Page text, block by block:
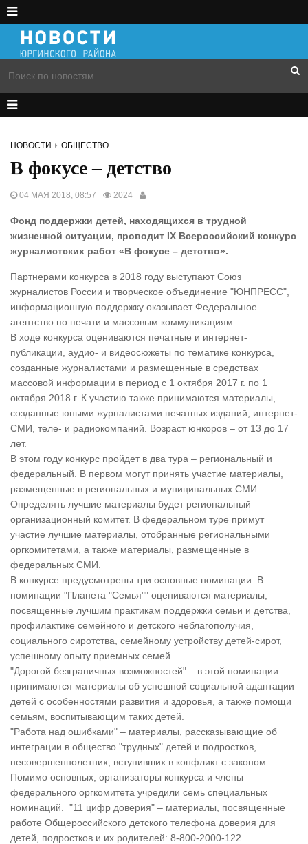
НОВОСТИ ОБЩЕСТВО
В фокусе – детство
04 МАЯ 2018, 08:57 2024
Фонд поддержки детей, находящихся в трудной
жизненной ситуации, проводит IX Всероссийский конкурс
журналистских работ «В фокусе – детство».
Партнерами конкурса в 2018 году выступают Союз
журналистов России и творческое объединение "ЮНПРЕСС",
информационную поддержку оказывает Федеральное
агентство по печати и массовым коммуникациям.
В ходе конкурса оцениваются печатные и интернет-
публикации, аудио- и видеосюжеты по тематике конкурса,
созданные журналистами и размещенные в средствах
массовой информации в период с 1 октября 2017 г. по 1
октября 2018 г. К участию также принимаются материалы,
созданные юными журналистами печатных изданий, интернет-
СМИ, теле- и радиокомпаний. Возраст юнкоров – от 13 до 17
лет.
В этом году конкурс пройдет в два тура – региональный и
федеральный. В первом могут принять участие материалы,
размещенные в региональных и муниципальных СМИ.
Определять лучшие материалы будет региональный
организационный комитет. В федеральном туре примут
участие лучшие материалы, отобранные региональными
оргкомитетами, а также материалы, размещенные в
федеральных СМИ.
В конкурсе предусмотрены три основные номинации. В
номинации "Планета "Семья"" оцениваются материалы,
посвященные лучшим практикам поддержки семьи и детства,
профилактике семейного и детского неблагополучия,
социального сиротства, семейному устройству детей-сирот,
успешному опыту приемных семей.
"Дорогой безграничных возможностей" – в этой номинации
принимаются материалы об успешной социальной адаптации
детей с особенностями развития и здоровья, а также помощи
семьям, воспитывающим таких детей.
"Работа над ошибками" – материалы, рассказывающие об
интеграции в общество "трудных" детей и подростков,
несовершеннолетних, вступивших в конфликт с законом.
Помимо основных, организаторы конкурса и члены
федерального оргкомитета учредили семь специальных
номинаций. "11 цифр доверия" – материалы, посвященные
работе Общероссийского детского телефона доверия для
детей, подростков и их родителей: 8-800-2000-122.